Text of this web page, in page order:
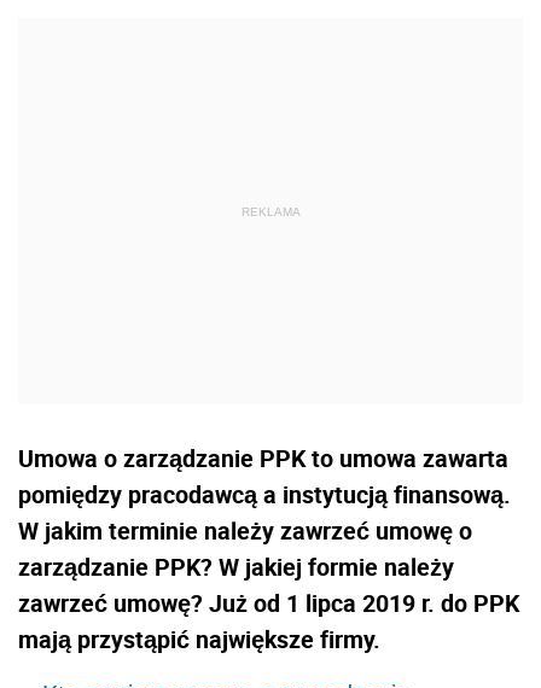
Umowa o zarządzanie PPK to umowa zawarta
pomiędzy pracodawcą a instytucją finansową.
W jakim terminie należy zawrzeć umowę o
zarządzanie PPK? W jakiej formie należy
zawrzeć umowę? Już od 1 lipca 2019 r. do PPK
mają przystąpić największe firmy.